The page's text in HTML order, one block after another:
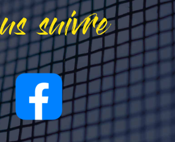
suivre